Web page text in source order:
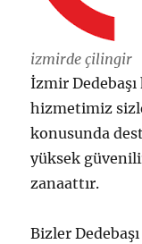
izmirde çilingir
İzmir
hizmetimiz
konusunda
yüksek
zanaattır.
Bizler